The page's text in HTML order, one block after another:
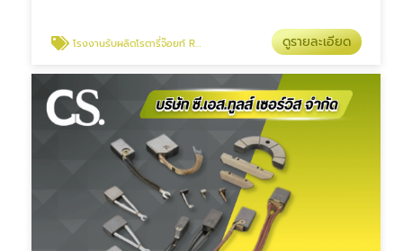
โรงงานรับผลิตโรตารี่จ๊อยท์ Rotary Joint ดูรายละเอียด